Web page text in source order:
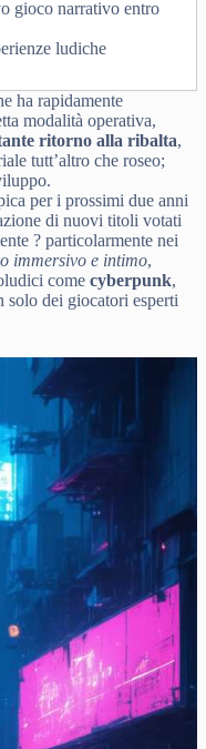
gioco narrativo entro
ludiche
ha rapidamente
modalità operativa,
ritorno alla ribalta,
tutt’altro che roseo;
per i prossimi due anni
di nuovi titoli votati
? particolarmente nei
immersivo e intimo,
comecyberpunk,
solo dei giocatori esperti